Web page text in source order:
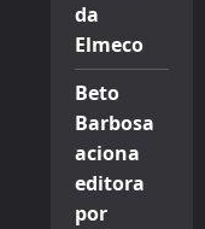
da
Elmeco
Beto
Barbosa
aciona
editora
por